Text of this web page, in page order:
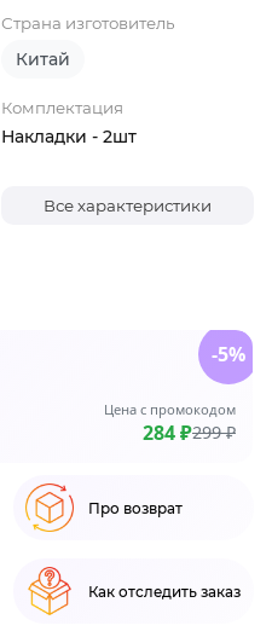
Страна изготовитель
Китай
Комплектация
Накладки - 2шт
Все характеристики
Цена с промокодом
284 ₽299 ₽
-5%
Про возврат
Как отследить заказ